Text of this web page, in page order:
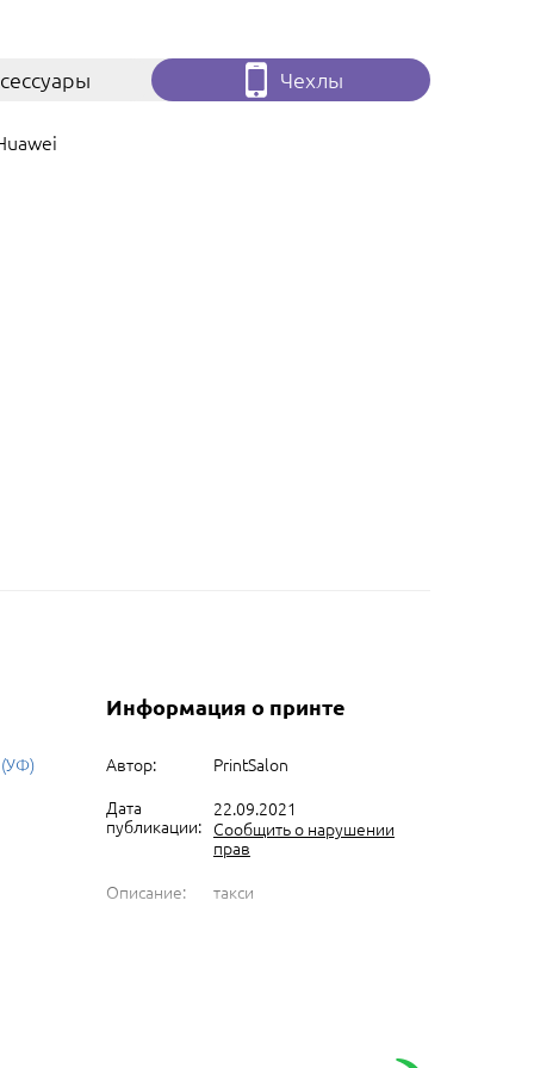
Чехлы
(УФ)
Информация о принте
Автор:
PrintSalon
Дата
публикации:
22.09.2021
Сообщить о нарушении
прав
Описание:
такси